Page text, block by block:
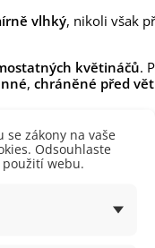
vlhký, nikoli však
květináčů.
, chráněné před
zákony na vaše
Odsouhlaste
webu.